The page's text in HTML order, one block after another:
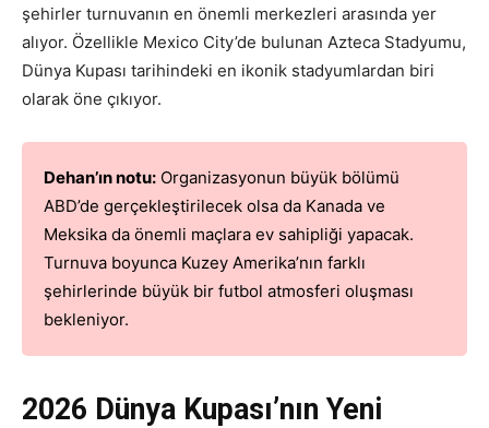
şehirler turnuvanın en önemli merkezleri arasında yer
alıyor. Özellikle Mexico City’de bulunan Azteca Stadyumu,
Dünya Kupası tarihindeki en ikonik stadyumlardan biri
olarak öne çıkıyor.
Dehan’ın notu: Organizasyonun büyük bölümü
ABD’de gerçekleştirilecek olsa da Kanada ve
Meksika da önemli maçlara ev sahipliği yapacak.
Turnuva boyunca Kuzey Amerika’nın farklı
şehirlerinde büyük bir futbol atmosferi oluşması
bekleniyor.
2026 Dünya Kupası’nın Yeni